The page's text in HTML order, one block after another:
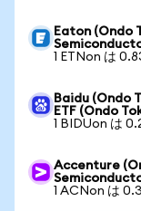
Eaton (Ondo
1 ETNon は
Baidu (Ondo
ETF (Ondo
1 BIDUon は
Accenture
1 ACNon は